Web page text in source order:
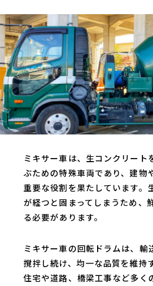
ミキサー車は、生コンクリート
ぶための特殊車両であり、建物
重要な役割を果たしています。
が経つと固まってしまうため、
る必要があります。
ミキサー車の回転ドラムは、輸
撹拌し続け、均一な品質を維持
住宅や道路、橋梁工事など多く